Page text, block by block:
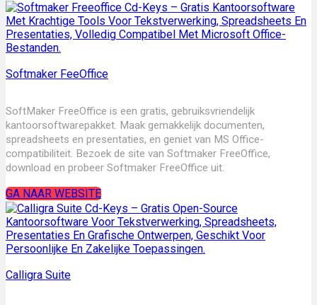
Softmaker FeeOffice
SoftMaker FreeOffice is een gratis, gebruiksvriendelijk
kantoorsoftwarepakket. Maak gemakkelijk documenten,
spreadsheets en presentaties, en geniet van MS Office-
compatibiliteit. Bezoek de site van Softmaker FreeOffice,
download en probeer Softmaker FreeOffice uit.
GA NAAR WEBSITE
Calligra Suite